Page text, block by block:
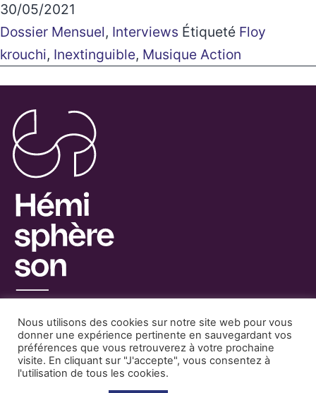
30/05/2021
Dossier Mensuel, Interviews Étiqueté Floy
krouchi, Inextinguible, Musique Action
Facebook
Mentions Légales
Nous utilisons des cookies sur notre site web pour vous
donner une expérience pertinente en sauvegardant vos
préférences que vous retrouverez à votre prochaine
visite. En cliquant sur "J'accepte", vous consentez à
l'utilisation de tous les cookies.